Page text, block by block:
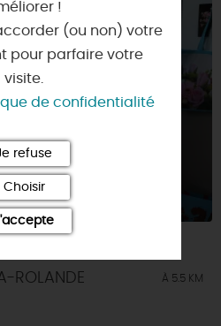
ROLANDE À 5.5 KM
!
(ou non) votre
pour parfaire votre
visite.
de confidentialité
refuse
Choisir